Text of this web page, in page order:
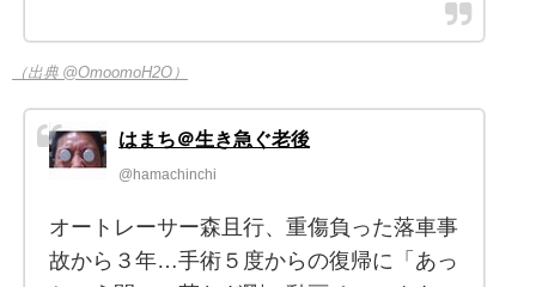
（出典 @OmoomoH2O）
はまち＠生き急ぐ老後
@hamachinchi
オートレーサー森且行、重傷負った落車事
故から３年…手術５度からの復帰に「あっ